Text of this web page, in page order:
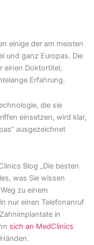
einige der am meisten
und ganz Europas. Die
einen Doktortitel,
Erfahrung.
die sie
einsetzen, wird klar,
ausgezeichnet
Blog „Die besten
was Sie wissen
zu einem
nur einen Telefonanruf
in
sich an MedClinics